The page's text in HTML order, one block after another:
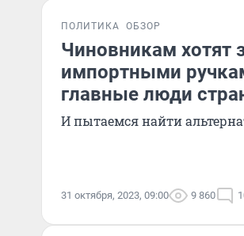
ПОЛИТИКА ОБЗОР
Чиновникам хотят
импортными
главные люди
И пытаемся найти
31 октября, 2023, 09:00 9 860